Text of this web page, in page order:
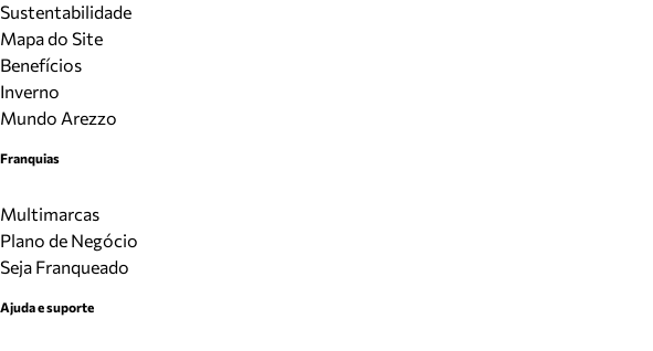
Sustentabilidade
Mapa do Site
Benefícios
Inverno
Mundo Arezzo
Franquias
Multimarcas
Plano de Negócio
Seja Franqueado
Ajuda e suporte